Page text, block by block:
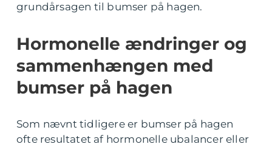
grundårsagen til bumser på hagen.
Hormonelle ændringer og
sammenhængen med
bumser på hagen
Som nævnt tidligere er bumser på hagen
ofte resultatet af hormonelle ubalancer eller